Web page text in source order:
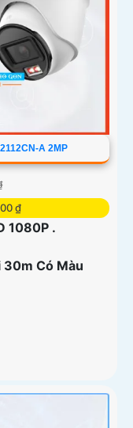
A 2MP
₫
1080P .
30m Có Màu